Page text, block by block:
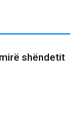
shëndetit